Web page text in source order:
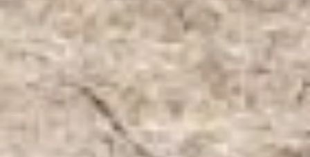
улицах, «местного
производства», выращены в
теплицах и закаленные к
нашему климату. Средний
возраст юных деревьев пять-
озеленителей, приживаемость
такого материала, по сравнению
с привозными, очень хорошая.
Если не сломают сами горожане.
– Деревья сбивают машины,